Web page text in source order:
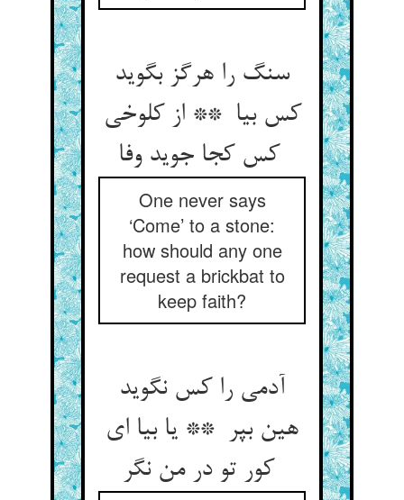
سنگ را هرگز بگوید
کس بیا ** از کلوخی
کس کجا جوید وفا
One never says
‘Come’ to a stone:
how should any one
request a brickbat to
keep faith?
آدمی را کس نگوید
هین بپر ** یا بیا ای